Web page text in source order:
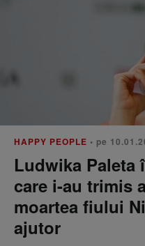
HAPPY PEOPLE • pe
Ludwika Paleta
care i-au trimis
moartea fiului
ajutor